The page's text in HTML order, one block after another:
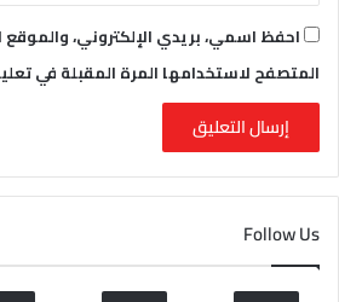
احفظ اسمي، بريدي الإلكتروني، والموقع
المتصفح لاستخدامها المرة المقبلة في
Follow Us